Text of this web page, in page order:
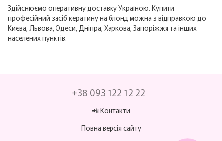
Здійснюємо оперативну доставку Україною. Купити
професійний засіб кератину на блонд можна з відправкою до
Києва, Львова, Одеси, Дніпра, Харкова, Запоріжжя та інших
населених пунктів.
+38 093 122 12 22
📲 Контакти
Повна версія сайту